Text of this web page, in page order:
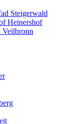
Steigerwald
Heinershof